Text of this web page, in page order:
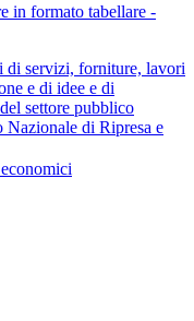
in formato tabellare -
di servizi, forniture, lavori
e di idee e di
settore pubblico
Nazionale di Ripresa e